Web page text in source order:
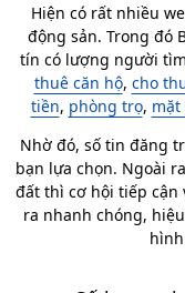
Hiện có rất nhiều
động sản. Trong đó
tín có lượng người
thuê căn hộ, cho
tiền, phòng trọ, mặt
Nhờ đó, số tin đăng
bạn lựa chọn. Ngoài
đất thì cơ hội tiếp cận
ra nhanh chóng,